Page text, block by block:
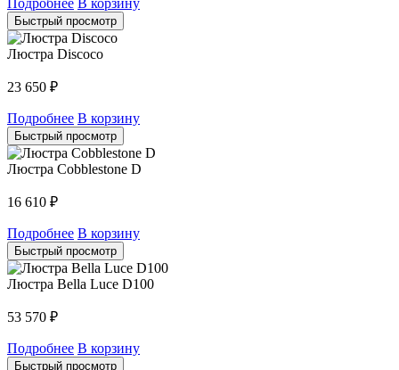
Быстрый просмотр
Люстра Discoco
23 650 ₽
Подробнее В корзину
Быстрый просмотр
Люстра Cobblestone D
16 610 ₽
Подробнее В корзину
Быстрый просмотр
Люстра Bella Luce D100
53 570 ₽
Подробнее В корзину
Быстрый просмотр